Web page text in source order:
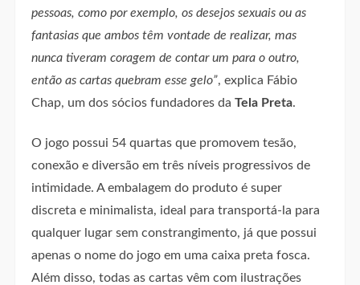
pessoas, como por exemplo, os desejos sexuais ou as
fantasias que ambos têm vontade de realizar, mas
nunca tiveram coragem de contar um para o outro,
então as cartas quebram esse gelo”, explica Fábio
Chap, um dos sócios fundadores da Tela Preta.
O jogo possui 54 quartas que promovem tesão,
conexão e diversão em três níveis progressivos de
intimidade. A embalagem do produto é super
discreta e minimalista, ideal para transportá-la para
qualquer lugar sem constrangimento, já que possui
apenas o nome do jogo em uma caixa preta fosca.
Além disso, todas as cartas vêm com ilustrações